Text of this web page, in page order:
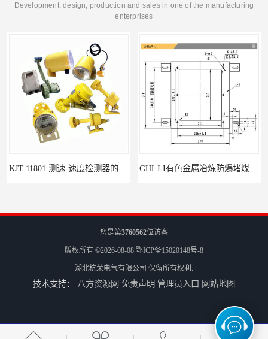
Development, design, production and sales in one of the manufacturing
enterprises
GCDH-W 皮带打滑开关在港口码头的应用
您是第3760562位访客
版权所有 ©2026-08-08 鄂ICP备15020148号-8
湖北杭荣电气有限公司 保留所有权利.
技术支持： 八方资源网 免责声明 管理员入口 网站地图